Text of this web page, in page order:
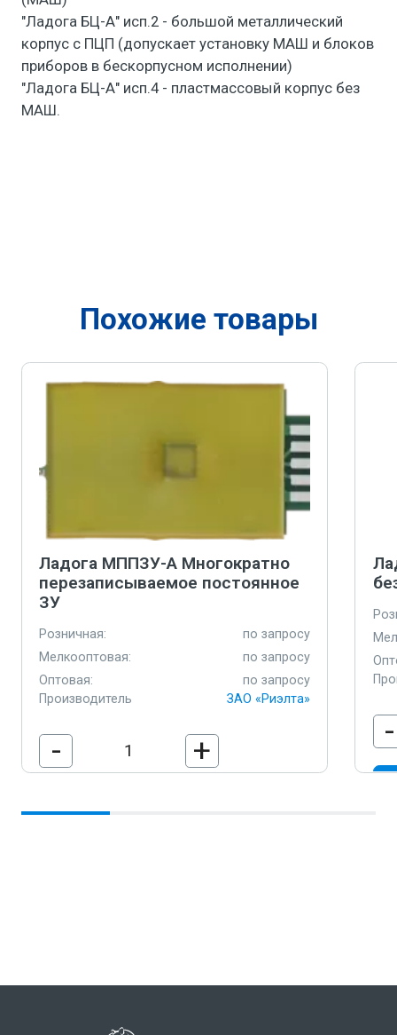
"Ладога БЦ-А" исп.2 - большой металлический
корпус с ПЦП (допускает установку МАШ и блоков
приборов в бескорпусном исполнении)
"Ладога БЦ-А" исп.4 - пластмассовый корпус без
МАШ.
Похожие товары
Ладога МППЗУ-А Многократно
перезаписываемое постоянное
ЗУ
Розничная:
по запросу
Мелкооптовая:
по запросу
Оптовая:
по запросу
Производитель
ЗАО «Риэлта»
- +
-